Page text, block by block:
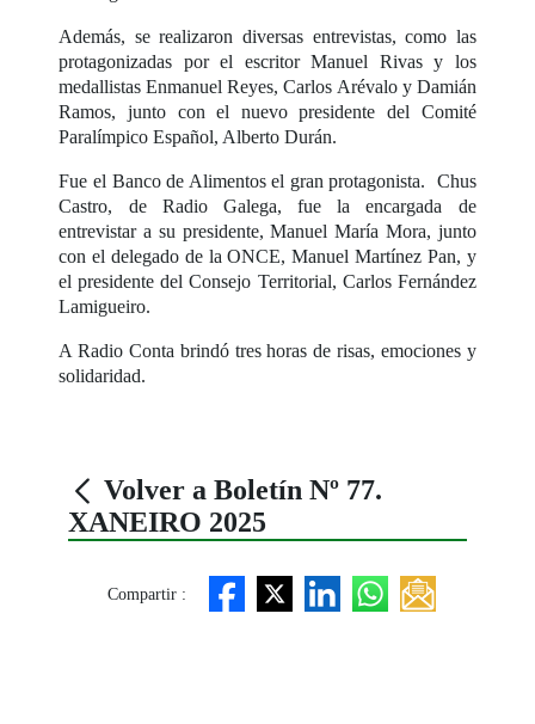
Además, se realizaron diversas entrevistas, como las
protagonizadas por el escritor Manuel Rivas y los
medallistas Enmanuel Reyes, Carlos Arévalo y Damián
Ramos, junto con el nuevo presidente del Comité
Paralímpico Español, Alberto Durán.
Fue el Banco de Alimentos el gran protagonista. Chus
Castro, de Radio Galega, fue la encargada de
entrevistar a su presidente, Manuel María Mora, junto
con el delegado de la ONCE, Manuel Martínez Pan, y
el presidente del Consejo Territorial, Carlos Fernández
Lamigueiro.
A Radio Conta brindó tres horas de risas, emociones y
solidaridad.
Volver a Boletín Nº 77.
XANEIRO 2025
Compartir :